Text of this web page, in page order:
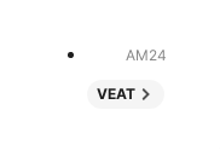
AM24
VEAT